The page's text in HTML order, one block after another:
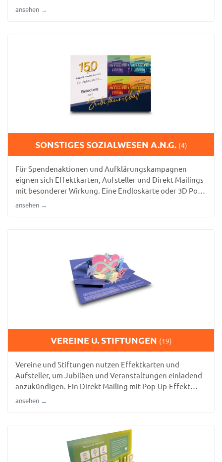
Eingangsbereich schafft eine einladende Atmosphäre
ansehen →
SONSTIGES SOZIALWESEN A.N.G. (4)
Für Spendenaktionen und Aufklärungskampagnen
eignen sich Effektkarten, Aufsteller und Direkt Mailings
mit besonderer Wirkung. Eine Endloskarte oder 3D Pop-
Up Karte macht Hilfsangebote im wahrsten Sinne
ansehen →
VEREINE U. STIFTUNGEN (19)
Vereine und Stiftungen nutzen Effektkarten und
Aufsteller, um Jubiläen und Veranstaltungen einladend
anzukündigen. Ein Direkt Mailing mit Pop-Up-Effekt
macht Einladungen zu besonderen Vereinsanlässen zu
ansehen →